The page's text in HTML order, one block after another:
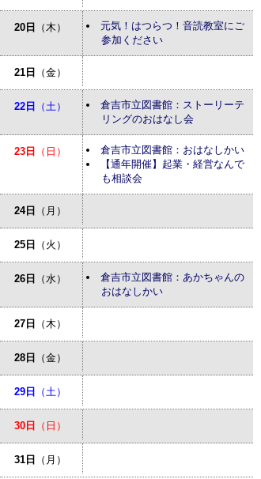
20日 （木）
元気！はつらつ！音読教室にご
参加ください
21日 （金）
22日 （土）
倉吉市立図書館：ストーリーテ
リングのおはなし会
23日 （日）
倉吉市立図書館：おはなしかい
【通年開催】起業・経営なんで
も相談会
24日 （月）
25日 （火）
26日 （水）
倉吉市立図書館：あかちゃんの
おはなしかい
27日 （木）
28日 （金）
29日 （土）
30日 （日）
31日 （月）